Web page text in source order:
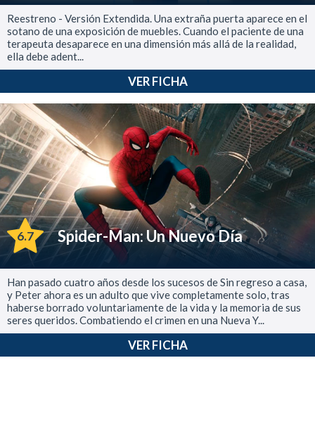
Reestreno - Versión Extendida. Una extraña puerta aparece en el
sotano de una exposición de muebles. Cuando el paciente de una
terapeuta desaparece en una dimensión más allá de la realidad,
ella debe adent...
VER FICHA
6.7 Spider-Man: Un Nuevo Día
Han pasado cuatro años desde los sucesos de Sin regreso a casa,
y Peter ahora es un adulto que vive completamente solo, tras
haberse borrado voluntariamente de la vida y la memoria de sus
seres queridos. Combatiendo el crimen en una Nueva Y...
VER FICHA